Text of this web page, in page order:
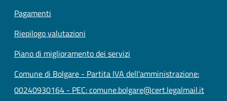
Pagamenti
Riepilogo valutazioni
Piano di miglioramento dei servizi
Comune di Bolgare - Partita IVA dell'amministrazione:
00240930164 - PEC: comune.bolgare@cert.legalmail.it